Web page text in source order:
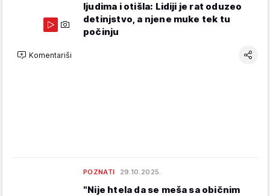
ljudima i otišla: Lidiji je rat oduzeo
detinjstvo, a njene muke tek tu
počinju
Komentariši
POZNATI 29.10.2025.
"Nije htela da se meša sa običnim